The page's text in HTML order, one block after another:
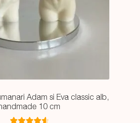
Adam si Eva classic alb,
10 cm